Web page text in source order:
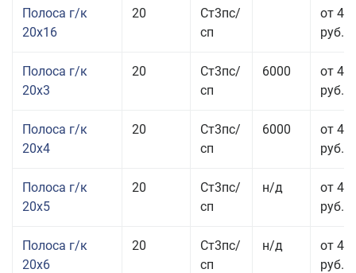
Полоса г/к
20x16
20
Ст3пс/
сп
от 48
руб.
Полоса г/к
20x3
20
Ст3пс/
сп
6000
от 47
руб.
Полоса г/к
20x4
20
Ст3пс/
сп
6000
от 44
руб.
Полоса г/к
20x5
20
Ст3пс/
сп
н/д
от 43
руб.
Полоса г/к
20x6
20
Ст3пс/
сп
н/д
от 45
руб.